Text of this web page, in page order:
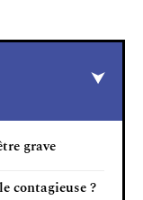
grave
contagieuse ?